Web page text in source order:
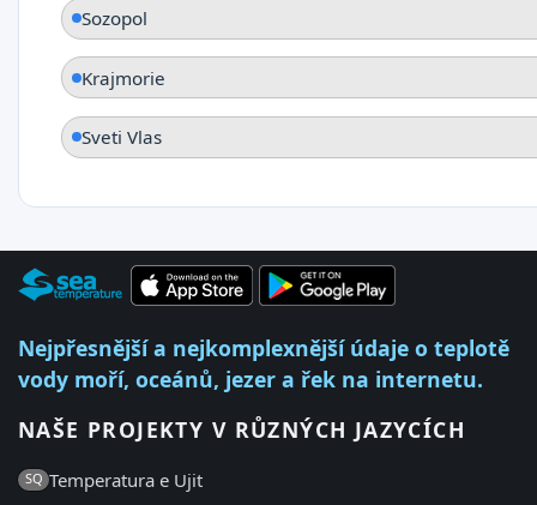
Sozopol
Krajmorie
Sveti Vlas
Nejpřesnější a nejkomplexnější údaje o teplotě
vody moří, oceánů, jezer a řek na internetu.
NAŠE PROJEKTY V RŮZNÝCH JAZYCÍCH
SQ Temperatura e Ujit